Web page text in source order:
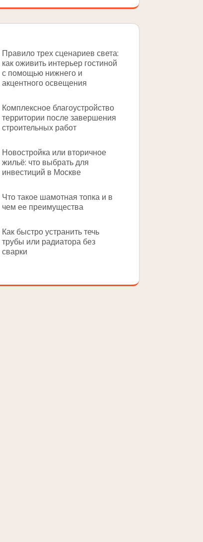
Правило трех сценариев света:
как оживить интерьер гостиной
с помощью нижнего и
акцентного освещения
Комплексное благоустройство
территории после завершения
строительных работ
Новостройка или вторичное
жильё: что выбрать для
инвестиций в Москве
Что такое шамотная топка и в
чем ее преимущества
Как быстро устранить течь
трубы или радиатора без
сварки